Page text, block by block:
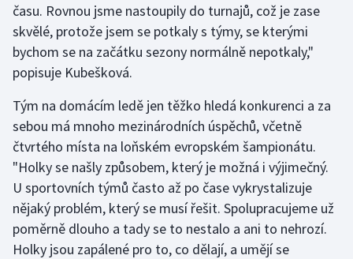
času. Rovnou jsme nastoupily do turnajů, což je zase
skvělé, protože jsem se potkaly s týmy, se kterými
bychom se na začátku sezony normálně nepotkaly,"
popisuje Kubešková.
Tým na domácím ledě jen těžko hledá konkurenci a za
sebou má mnoho mezinárodních úspěchů, včetně
čtvrtého místa na loňském evropském šampionátu.
"Holky se našly způsobem, který je možná i výjimečný.
U sportovních týmů často až po čase vykrystalizuje
nějaký problém, který se musí řešit. Spolupracujeme už
poměrně dlouho a tady se to nestalo a ani to nehrozí.
Holky jsou zapálené pro to, co dělají, a umějí se